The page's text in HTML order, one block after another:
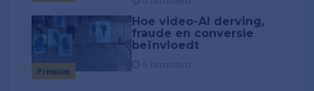
Premium
Hoe video-AI derving,
fraude en conversie
beïnvloedt